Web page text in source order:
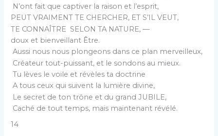
N’ont fait que captiver la raison et l’esprit,
PEUT VRAIMENT TE CHERCHER, ET S’IL VEUT,
TE CONNAÎTRE SELON TA NATURE, —
doux et bienveillant Être.
Aussi nous nous plongeons dans ce plan merveilleux,
Créateur tout-puissant, et le sondons au mieux.
Tu lèves le voile et révèles ta doctrine
A tous ceux qui suivent la lumière divine,
Le secret de ton trône et du grand JUBILE,
Caché de tout temps, mais maintenant révélé.
14